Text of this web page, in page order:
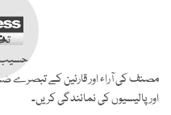
حسیب
مصنف کی آراء اور قارئین کے تبصرے
اور پالیسیوں کی نمائندگی کریں۔